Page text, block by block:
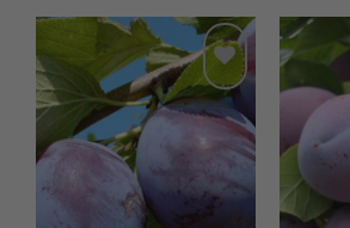
Add to
wishlist